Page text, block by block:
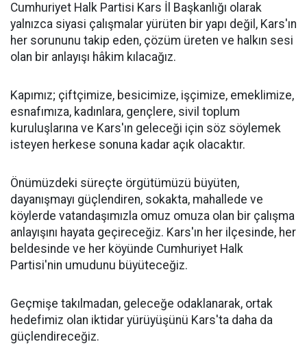
Cumhuriyet Halk Partisi Kars İl Başkanlığı olarak
yalnızca siyasi çalışmalar yürüten bir yapı değil, Kars'ın
her sorununu takip eden, çözüm üreten ve halkın sesi
olan bir anlayışı hâkim kılacağız.
Kapımız; çiftçimize, besicimize, işçimize, emeklimize,
esnafımıza, kadınlara, gençlere, sivil toplum
kuruluşlarına ve Kars'ın geleceği için söz söylemek
isteyen herkese sonuna kadar açık olacaktır.
Önümüzdeki süreçte örgütümüzü büyüten,
dayanışmayı güçlendiren, sokakta, mahallede ve
köylerde vatandaşımızla omuz omuza olan bir çalışma
anlayışını hayata geçireceğiz. Kars'ın her ilçesinde, her
beldesinde ve her köyünde Cumhuriyet Halk
Partisi'nin umudunu büyüteceğiz.
Geçmişe takılmadan, geleceğe odaklanarak, ortak
hedefimiz olan iktidar yürüyüşünü Kars'ta daha da
güçlendireceğiz.